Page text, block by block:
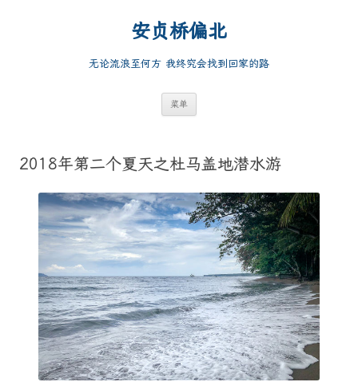
安贞桥偏北
无论流浪至何方 我终究会找到回家的路
菜单
2018年第二个夏天之杜马盖地潜水游